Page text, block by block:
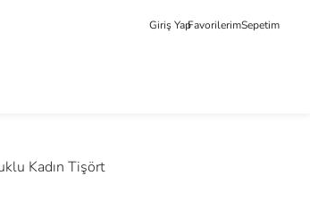
Giriş YapFavorilerimSepetim
Kadın Tişört